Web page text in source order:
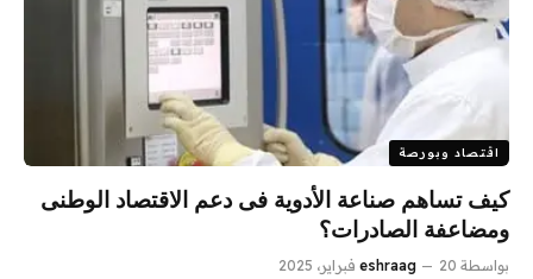
اقتصاد وبورصة
كيف تساهم صناعة الأدوية فى دعم الاقتصاد الوطنى
ومضاعفة الصادرات؟
بواسطة eshraag 20 فبراير، 2025